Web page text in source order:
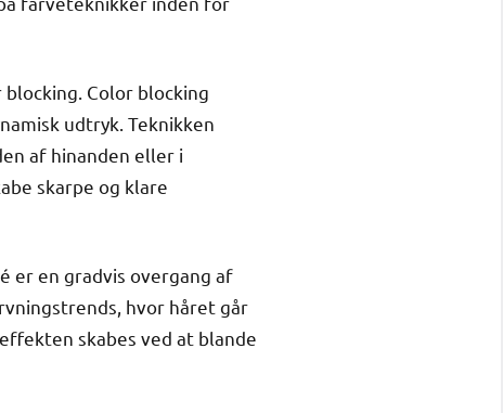
Color blocking
udtryk. Teknikken
af hinanden eller i
skarpe og klare
er en gradvis overgang af
hvor håret går
skabes ved at blande